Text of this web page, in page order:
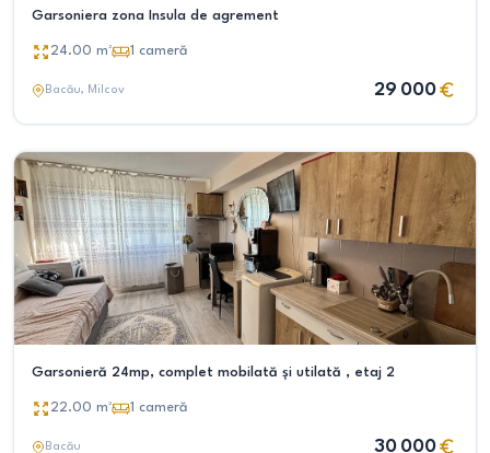
Garsoniera zona Insula de agrement
24.00 m² 1 cameră
Bacău, Milcov 29 000
Garsonieră 24mp, complet mobilată și utilată , etaj 2
22.00 m² 1 cameră
Bacău 30 000